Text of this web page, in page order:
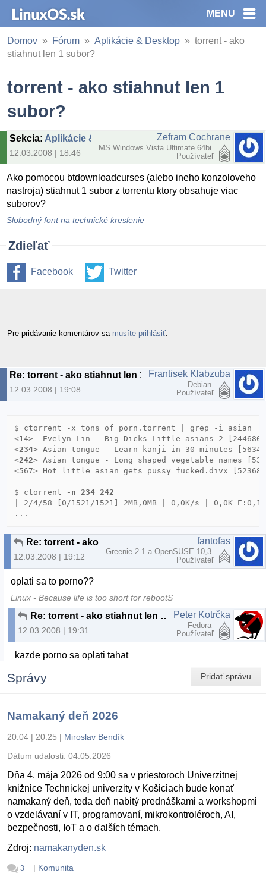
MENU
Domov Fórum Aplikácie & Desktop
torrent - ako
stiahnut len 1 subor?
torrent - ako stiahnut len 1
subor?
Sekcia: Aplikácie & Desktop
12.03.2008 | 18:46
Zefram Cochrane
MS Windows Vista Ultimate 64bi
Používateľ
Ako pomocou btdownloadcurses (alebo ineho konzoloveho
nastroja) stiahnut 1 subor z torrentu ktory obsahuje viac
suborov?
Slobodný font na technické kreslenie
Zdieľať
Facebook Twitter
Pre pridávanie komentárov sa musíte prihlásiť
Re: torrent - ako stiahnut len 1 subor?
12.03.2008 | 19:08
Frantisek Klabzuba
Debian
Používateľ
$ ctorrent -x tons_of_porn.torrent | grep -i asian
<14>  Evelyn Lin - Big Dicks Little asians 2
<234> Asian tongue - Learn kanji in 30 minutes
<242> Asian tongue - Long shaped vegetable names
<567> Hot little asian gets pussy fucked.divx
$ ctorrent
-n 234 242
| 2/4/58 [0/1521/1521] 2MB,0MB | 0,0K/s | 0,0K E:0,1
...
12.03.2008 | 19:12
fantofas
Greenie 2.1 a OpenSUSE 10,3
Používateľ
oplati sa to porno??
Linux - Because life is too short for rebootS
Re: torrent - ako stiahnut len 1 subor?
12.03.2008 | 19:31
Peter Kotrčka
Fedora
Používateľ
kazde porno sa oplati tahat
Pridať správu
Správy
Namakaný deň 2026
20.04 | 20:25 | Miroslav Bendík
Dátum udalosti: 04.05.2026
Dňa 4. mája 2026 od 9:00 sa v priestoroch Univerzitnej
knižnice Technickej univerzity v Košiciach bude konať
namakaný deň, teda deň nabitý prednáškami a workshopmi
o vzdelávaní v IT, programovaní, mikrokontroléroch, AI,
bezpečnosti, IoT a o ďalších témach.
Zdroj: namakanyden.sk
3 | Komunita